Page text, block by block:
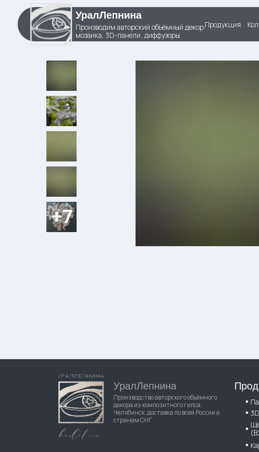
УралЛепнина
Производим авторский объёмный декор:
мозаика, 3D-панели, диффузоры
Продукция
УралЛепнина
Производство авторского объёмного
декора из композитного гипса.
Челябинск, доставка по всей России и
странам СНГ.